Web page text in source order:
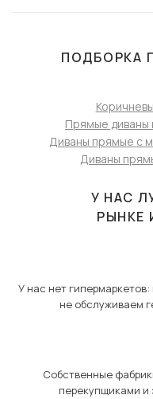
ПОДБОРКА
Прямые диваны
Диваны прямые с
Диваны
У НАС
РЫНКЕ
У нас нет
не обслуживаем
Собственные
перекупщиками и